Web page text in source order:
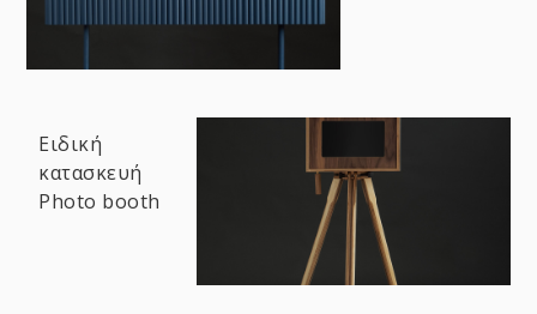
Ειδική
κατασκευή
Photo booth